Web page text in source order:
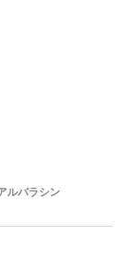
ルバラシン